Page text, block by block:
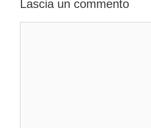
Lascia un commento